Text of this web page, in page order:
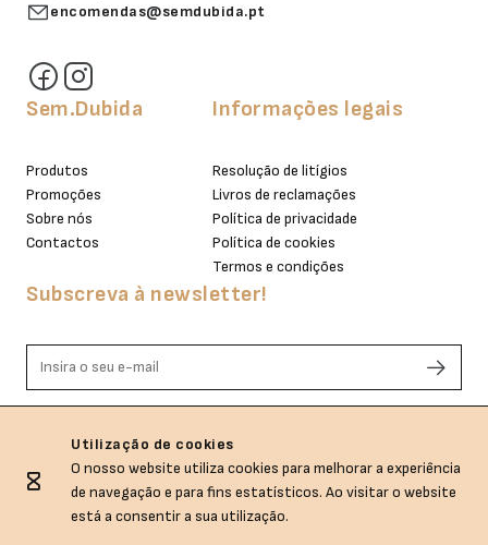
encomendas@semdubida.pt
Sem.Dubida
Produtos
Promoções
Sobre nós
Contactos
Informações legais
Resolução de litígios
Livros de reclamações
Política de privacidade
Política de cookies
Termos e condições
Subscreva à newsletter!
Utilização de cookies
O nosso website utiliza cookies para melhorar a experiência
de navegação e para fins estatísticos. Ao visitar o website
está a consentir a sua utilização.